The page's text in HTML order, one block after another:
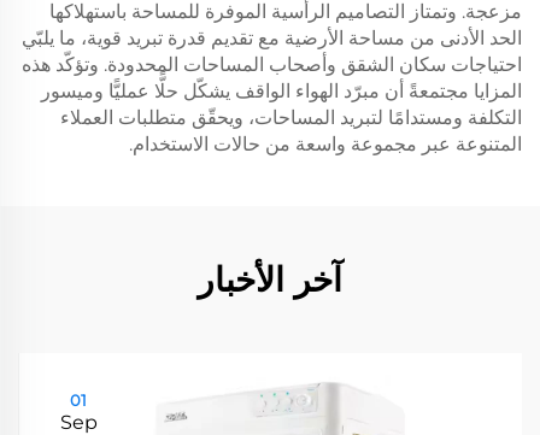
مزعجة. وتمتاز التصاميم الرأسية الموفرة للمساحة باستهلاكها
الحد الأدنى من مساحة الأرضية مع تقديم قدرة تبريد قوية، ما يلبّي
احتياجات سكان الشقق وأصحاب المساحات المحدودة. وتؤكّد هذه
المزايا مجتمعةً أن مبرّد الهواء الواقف يشكّل حلًّا عمليًّا وميسور
التكلفة ومستدامًا لتبريد المساحات، ويحقّق متطلبات العملاء
المتنوعة عبر مجموعة واسعة من حالات الاستخدام.
آخر الأخبار
01
Sep